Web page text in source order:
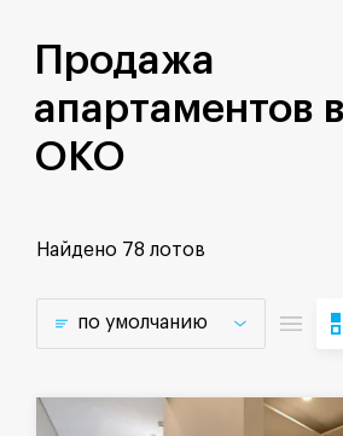
Продажа
апартаментов
OKO
Найдено 78 лотов
по умолчанию